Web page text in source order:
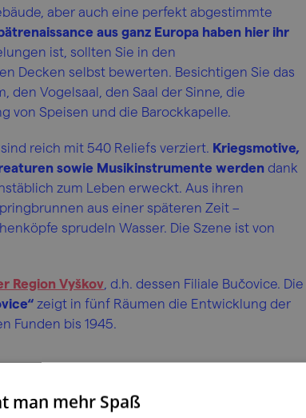
aber auch eine perfekt abgestimmte
aus ganz Europa haben hier ihr
ist, sollten Sie in den
Decken selbst bewerten. Besichtigen Sie das
den Vogelsaal, den Saal der Sinne, die
von Speisen und die Barockkapelle.
reich mit 540 Reliefs verziert. Kriegsmotive,
sowie Musikinstrumente werden dank
zum Leben erweckt. Aus ihren
aus einer späteren Zeit –
sprudeln Wasser. Die Szene ist von
Region Vyškov , d.h. dessen Filiale Bučovice. Die
zeigt in fünf Räumen die Entwicklung der
Funden bis 1945.
man mehr Spaß